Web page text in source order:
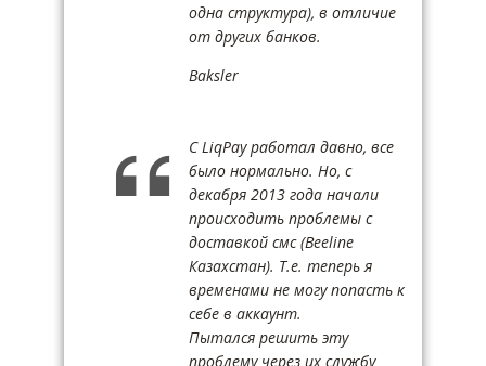
одна структура), в отличие
от других банков.
Baksler
С LiqPay работал давно, все
было нормально. Но, с
декабря 2013 года начали
происходить проблемы с
доставкой смс (Beeline
Казахстан). Т.е. теперь я
временами не могу попасть к
себе в аккаунт.
Пытался решить эту
проблему через их службу